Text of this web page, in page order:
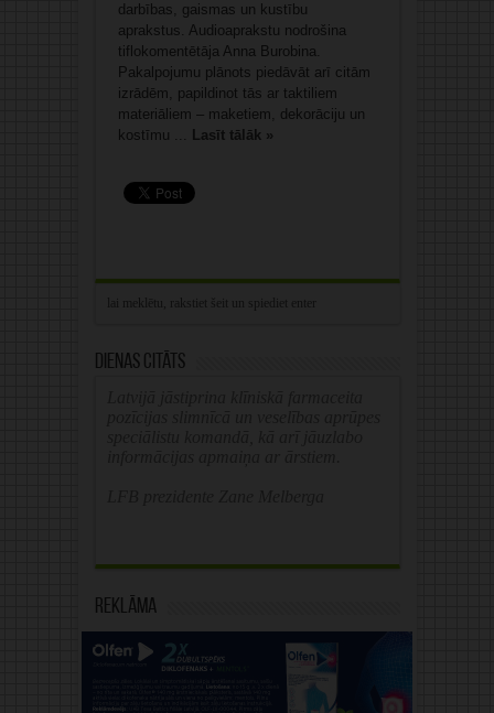
darbības, gaismas un kustību
aprakstus. Audioaprakstu nodrošina
tiflokomentētāja Anna Burobina.
Pakalpojumu plānots piedāvāt arī citām
izrādēm, papildinot tās ar taktiliem
materiāliem – maketiem, dekorāciju un
kostīmu ... Lasīt tālāk »
Dienas citāts
Reklāma